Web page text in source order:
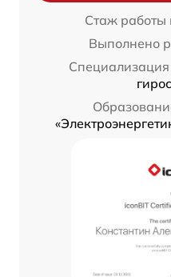
Стаж работы
Выполнено
Специализация